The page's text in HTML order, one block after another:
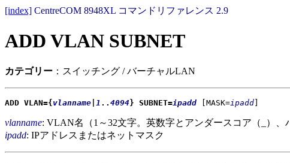
[index] CentreCOM 8948XL コマンドリファレンス 2.9
ADD VLAN SUBNET
カテゴリー ：スイッチング / バーチャルLAN
ADD VLAN={ vlanname 1 .. 4094 } SUBNET=ipadd [MASK=ipadd
vlanname: VLAN名（1～32文字。英数字とアンダースコア（_）、
ipadd: IPアドレスまたはネットマスク